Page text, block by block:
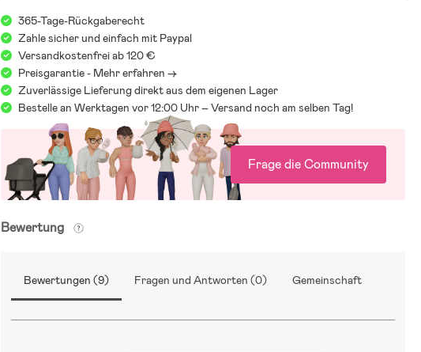
365-Tage-Rückgaberecht
Zahle sicher und einfach mit Paypal
Versandkostenfrei ab 120 €
Preisgarantie - Mehr erfahren ->
Zuverlässige Lieferung direkt aus dem eigenen Lager
Bestelle an Werktagen vor 12:00 Uhr – Versand noch am selben Tag!
Frage die Community
Bewertung
Bewertungen (9) Fragen und Antworten (0) Gemeinschaft